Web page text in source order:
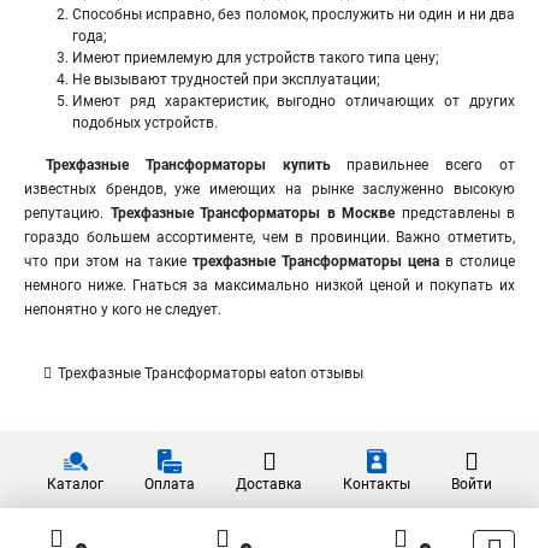
Способны исправно, без поломок, прослужить ни один и ни два
года;
Имеют приемлемую для устройств такого типа цену;
Не вызывают трудностей при эксплуатации;
Имеют ряд характеристик, выгодно отличающих от других
подобных устройств.
Трехфазные Трансформаторы купить правильнее всего от
известных брендов, уже имеющих на рынке заслуженно высокую
репутацию. Трехфазные Трансформаторы в Москве представлены в
гораздо большем ассортименте, чем в провинции. Важно отметить,
что при этом на такие трехфазные Трансформаторы цена в столице
немного ниже. Гнаться за максимально низкой ценой и покупать их
непонятно у кого не следует.
Трехфазные Трансформаторы eaton отзывы
Каталог Оплата Доставка Контакты Войти